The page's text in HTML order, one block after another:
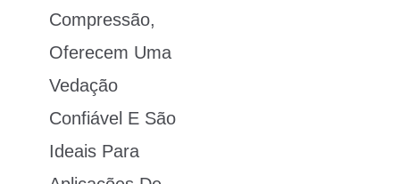
Compressão,
Oferecem Uma
Vedação
Confiável E São
Ideais Para